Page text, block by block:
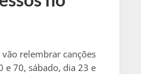
vão relembrar canções
e 70, sábado, dia 23 e